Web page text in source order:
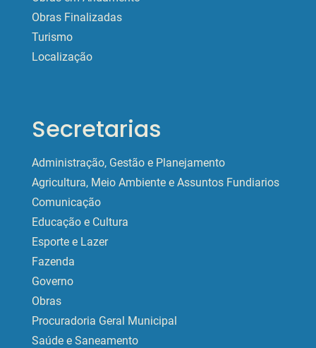
Obras Finalizadas
Turismo
Localização
Secretarias
Administração, Gestão e Planejamento
Agricultura, Meio Ambiente e Assuntos Fundiarios
Comunicação
Educação e Cultura
Esporte e Lazer
Fazenda
Governo
Obras
Procuradoria Geral Municipal
Saúde e Saneamento